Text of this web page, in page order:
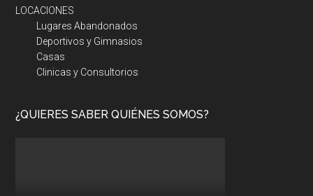
LOCACIONES
Lugares Abandonados
Deportivos y Gimnasios
Casas
Clinicas y Consultorios
¿QUIERES SABER QUIÉNES SOMOS?